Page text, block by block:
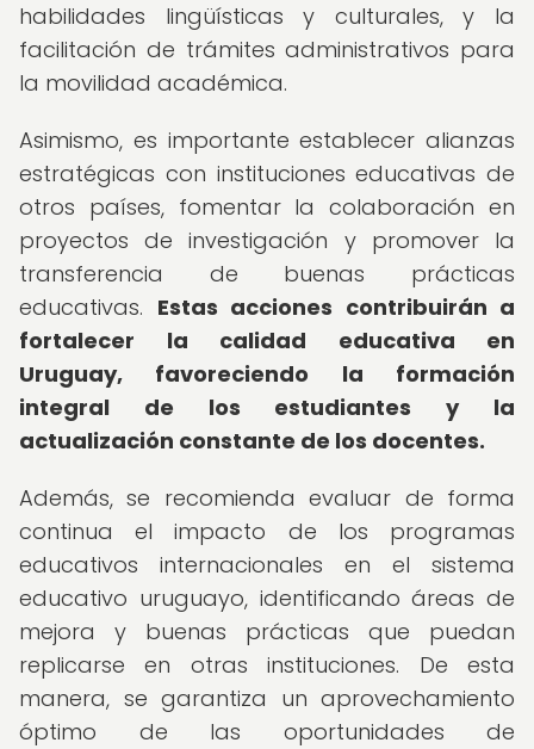
habilidades lingüísticas y culturales, y la
facilitación de trámites administrativos para
la movilidad académica.
Asimismo, es importante establecer alianzas
estratégicas con instituciones educativas de
otros países, fomentar la colaboración en
proyectos de investigación y promover la
transferencia de buenas prácticas
educativas. Estas acciones contribuirán a
fortalecer la calidad educativa en
Uruguay, favoreciendo la formación
integral de los estudiantes y la
actualización constante de los docentes.
Además, se recomienda evaluar de forma
continua el impacto de los programas
educativos internacionales en el sistema
educativo uruguayo, identificando áreas de
mejora y buenas prácticas que puedan
replicarse en otras instituciones. De esta
manera, se garantiza un aprovechamiento
óptimo de las oportunidades de